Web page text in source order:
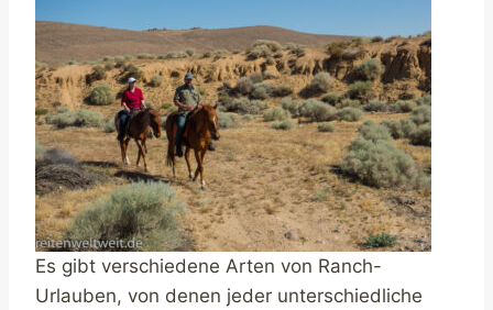
Es gibt verschiedene Arten von Ranch-
Urlauben, von denen jeder unterschiedliche